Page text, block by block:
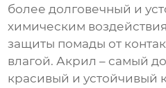
более долговечный и
химическим
защиты помады от
влагой. Акрил – самый
красивый и устойчивый